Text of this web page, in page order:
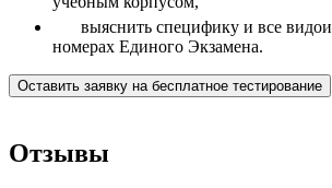
выяснить специфику и все
номерах Единого Экзамена.
Оставить заявку на бесплатное тестирование
Отзывы